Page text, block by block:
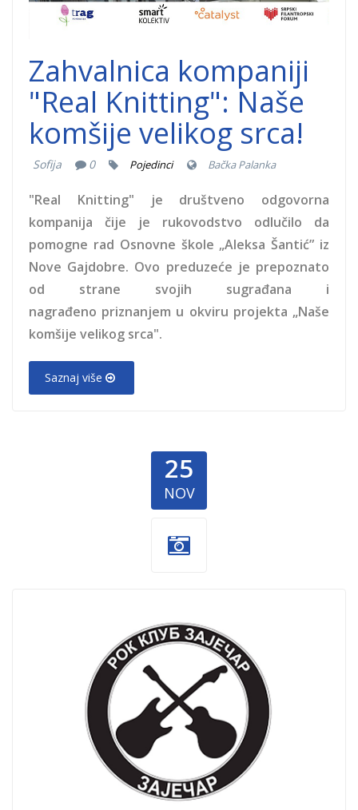
Zahvalnica kompaniji
"Real Knitting": Naše
komšije velikog srca!
Sofija 0 Pojedinci Bačka Palanka
"Real Knitting" je društveno odgovorna
kompanija čije je rukovodstvo odlučilo da
pomogne rad Osnovne škole „Aleksa Šantić” iz
Nove Gajdobre. Ovo preduzeće je prepoznato
od strane svojih sugrađana i
nagrađeno priznanjem u okviru projekta „Naše
komšije velikog srca".
Saznaj više
25
NOV
Zajecar-2.jpg